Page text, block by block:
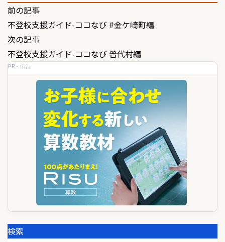
投
稿
ナ
ビ
前の記事
不登校支援ガイド-ココなび #金ケ崎町編
次の記事
不登校支援ガイド-ココなび 普代村編
PR・広告
検索